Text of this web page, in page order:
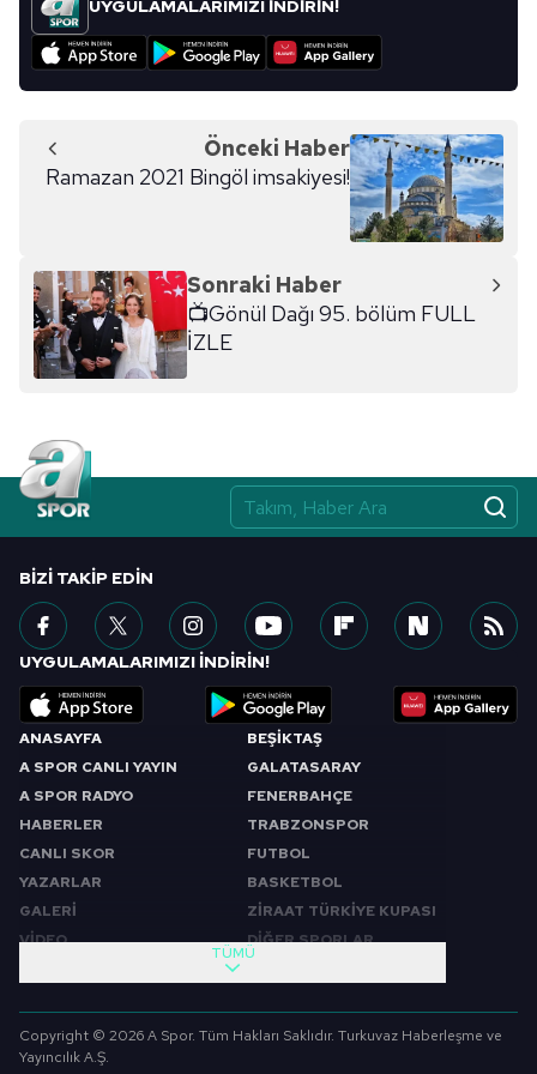
UYGULAMALARIMIZI İNDİRİN!
Önceki Haber
Ramazan 2021 Bingöl imsakiyesi!
Sonraki Haber
📺Gönül Dağı 95. bölüm FULL
İZLE
ANASAYFA
A SPOR CANLI YAYIN
A SPOR RADYO
HABERLER
CANLI SKOR
YAZARLAR
GALERİ
VİDEO
BEŞİKTAŞ
GALATASARAY
FENERBAHÇE
TRABZONSPOR
FUTBOL
BASKETBOL
ZİRAAT TÜRKİYE KUPASI
DİĞER SPORLAR
SABAH SPORU
SPOR GÜNDEMİ
FUTBOL
TÜMÜ
BIZI TAKIP EDIN
UYGULAMALARIMIZI İNDİRİN!
Copyright © 2026 A Spor. Tüm Hakları Saklıdır. Turkuvaz Haberleşme ve
Yayıncılık A.Ş.